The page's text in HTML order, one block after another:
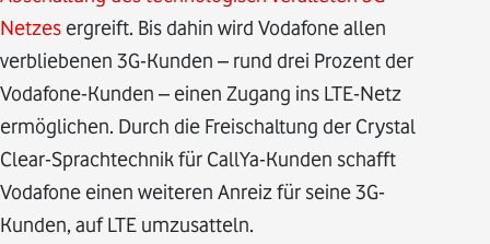
Netzes ergreift. Bis dahin wird Vodafone allen
verbliebenen 3G-Kunden – rund drei Prozent der
Vodafone-Kunden – einen Zugang ins LTE-Netz
ermöglichen. Durch die Freischaltung der Crystal
Clear-Sprachtechnik für CallYa-Kunden schafft
Vodafone einen weiteren Anreiz für seine 3G-
Kunden, auf LTE umzusatteln.